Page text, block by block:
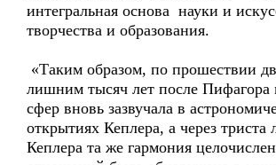
интегральная основа науки и
творчества и образования.
«Таким образом, по прошествии
лишним тысяч лет после Пифагора
сфер вновь зазвучала в
открытиях Кеплера, а через триста
Кеплера та же гармония